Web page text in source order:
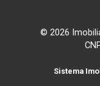
© 2026
Sistema